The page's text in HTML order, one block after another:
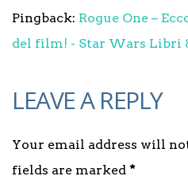
Pingback: Rogue One –
del film! - Star Wars Libri
LEAVE A REPLY
Your email address will
fields are marked *